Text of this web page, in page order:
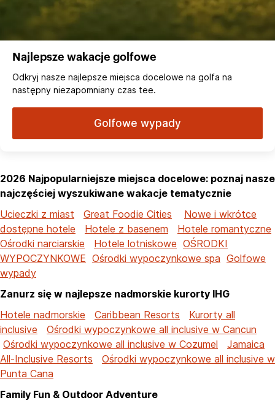
Najlepsze wakacje golfowe
Odkryj nasze najlepsze miejsca docelowe na golfa na
następny niezapomniany czas tee.
Golfowe wypady
2026 Najpopularniejsze miejsca docelowe: poznaj nasze
najczęściej wyszukiwane wakacje tematycznie
Ucieczki z miast
Great Foodie Cities
Nowe i wkrótce
dostępne hotele
Hotele z basenem
Hotele romantyczne
Ośrodki narciarskie
Hotele lotniskowe OŚRODKI
WYPOCZYNKOWE Ośrodki wypoczynkowe spa Golfowe
wypady
Zanurz się w najlepsze nadmorskie kurorty IHG
Hotele nadmorskie
Caribbean Resorts
Kurorty all
inclusive
Ośrodki wypoczynkowe all inclusive w Cancun
Ośrodki wypoczynkowe all inclusive w Cozumel
Jamaica
All-Inclusive Resorts
Ośrodki wypoczynkowe all inclusive w
Punta Cana
Family Fun & Outdoor Adventure